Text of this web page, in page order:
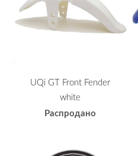
UQi GT Front Fender
white
Распродано